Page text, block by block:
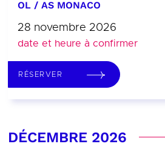
OL / AS MONACO
28 novembre 2026
date et heure à confirmer
RÉSERVER
DÉCEMBRE 2026